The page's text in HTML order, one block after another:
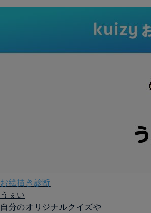
お絵描き診断
うぇい
自分のオリジナルクイズや